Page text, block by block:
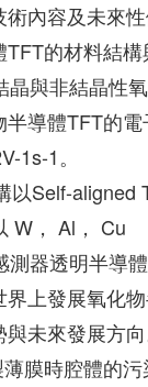
內容及未來
的材料結構
與非結晶性
導體TFT的
1s-1。
以Self-aligned
W， Al， Cu
測器透明半導
上發展氧化
未來發展方
膜時腔體的